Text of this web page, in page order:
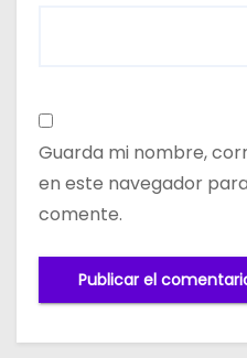
Guarda mi nombre,
en este navegador
comente.